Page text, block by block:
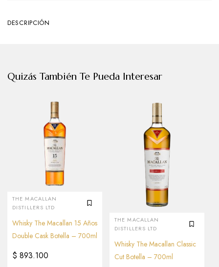
DESCRIPCIÓN
Quizás También Te Pueda Interesar
THE MACALLAN
DISTILLERS LTD
Whisky The Macallan 15 Años
Double Cask Botella – 700ml
$ 893.100
THE MACALLAN
DISTILLERS LTD
Whisky The Macallan Classic
Cut Botella – 700ml